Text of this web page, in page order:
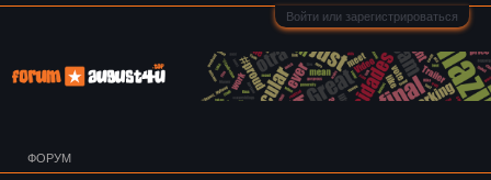
Войти или зарегистрироваться
ФОРУМ